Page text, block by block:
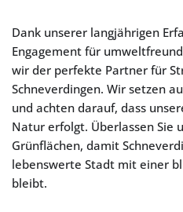
Dank unserer langjährigen
Engagement für
wir der perfekte Partner für
Schneverdingen. Wir setzen
und achten darauf, dass
Natur erfolgt. Überlassen Sie
Grünflächen, damit
lebenswerte Stadt mit einer
bleibt.